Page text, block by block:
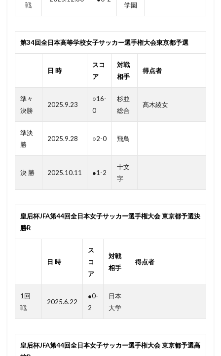
戦 学園
第34回全日本高等学校女子サッカー選手権大会東京都予選
日 時
スコ
ア
対戦
相手
得点者
準々
決勝
2025.9.23
○16-
0
杉並
総合
髙木綾女
準決
勝
2025.9.28 ○2-0 飛鳥
決 勝 2025.10.11 ●1-2
十文
字
皇后杯JFA第44回全日本女子サッカー選手権大会 東京都予選決
勝R
日 時
ス
コ
ア
対戦
相手
得点者
1回
戦
2025.6.22
●0-
2
日本
大学
皇后杯JFA第44回全日本女子サッカー選手権大会 東京都予選高